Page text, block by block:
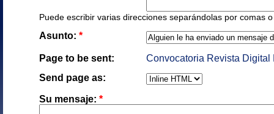
Puede escribir varias direcciones separándolas por comas
Asunto: *
Page to be sent:
Convocatoria Revista Digital
Send page as:
Su mensaje: *